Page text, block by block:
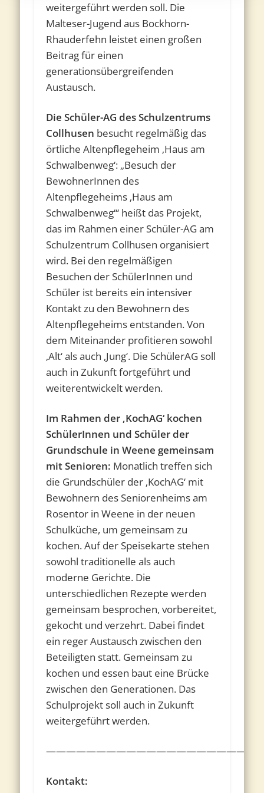
weitergeführt werden soll. Die
Malteser-Jugend aus Bockhorn-
Rhauderfehn leistet einen großen
Beitrag für einen
generationsübergreifenden
Austausch.
Die Schüler-AG des Schulzentrums
Collhusen besucht regelmäßig das
örtliche Altenpflegeheim ‚Haus am
Schwalbenweg‘: „Besuch der
BewohnerInnen des
Altenpflegeheims ‚Haus am
Schwalbenweg‘“ heißt das Projekt,
das im Rahmen einer Schüler-AG am
Schulzentrum Collhusen organisiert
wird. Bei den regelmäßigen
Besuchen der SchülerInnen und
Schüler ist bereits ein intensiver
Kontakt zu den Bewohnern des
Altenpflegeheims entstanden. Von
dem Miteinander profitieren sowohl
‚Alt‘ als auch ‚Jung‘. Die SchülerAG soll
auch in Zukunft fortgeführt und
weiterentwickelt werden.
Im Rahmen der ‚KochAG‘ kochen
SchülerInnen und Schüler der
Grundschule in Weene gemeinsam
mit Senioren: Monatlich treffen sich
die Grundschüler der ‚KochAG‘ mit
Bewohnern des Seniorenheims am
Rosentor in Weene in der neuen
Schulküche, um gemeinsam zu
kochen. Auf der Speisekarte stehen
sowohl traditionelle als auch
moderne Gerichte. Die
unterschiedlichen Rezepte werden
gemeinsam besprochen, vorbereitet,
gekocht und verzehrt. Dabei findet
ein reger Austausch zwischen den
Beteiligten statt. Gemeinsam zu
kochen und essen baut eine Brücke
zwischen den Generationen. Das
Schulprojekt soll auch in Zukunft
weitergeführt werden.
————————————————————
Kontakt: